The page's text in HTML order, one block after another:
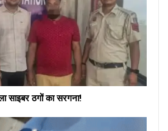
साइबर ठगों का सरगना!